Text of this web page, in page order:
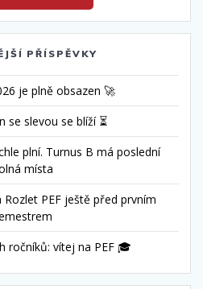
PŘÍSPĚVKY
je plně obsazen 🚀
se slevou se blíží ⏳
plní. Turnus B má poslední
místa
PEF ještě před prvním
ročníků: vítej na PEF 🎓